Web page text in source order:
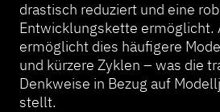
drastisch reduziert und eine
Entwicklungskette ermöglicht.
ermöglicht dies häufigere
und kürzere Zyklen – was die
Denkweise in Bezug auf
stellt.